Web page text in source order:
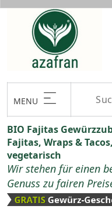
MENU
BIO Fajitas
Fajitas, Wraps &
vegetarisch
Wir stehen für einen
Genuss zu fairen